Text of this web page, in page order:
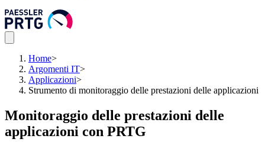
Home>
Argomenti IT>
Applicazioni>
Strumento di monitoraggio delle prestazioni delle applicazioni
Monitoraggio delle prestazioni delle
applicazioni con PRTG